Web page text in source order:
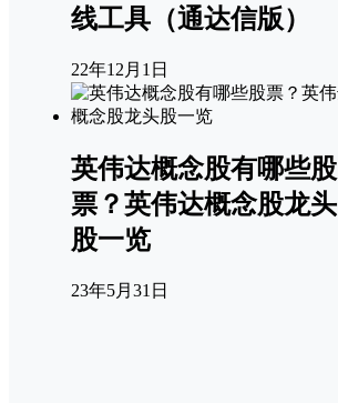
线工具（通达信版）
22年12月1日
英伟达概念股有哪些股
票？英伟达概念股龙头
股一览
23年5月31日